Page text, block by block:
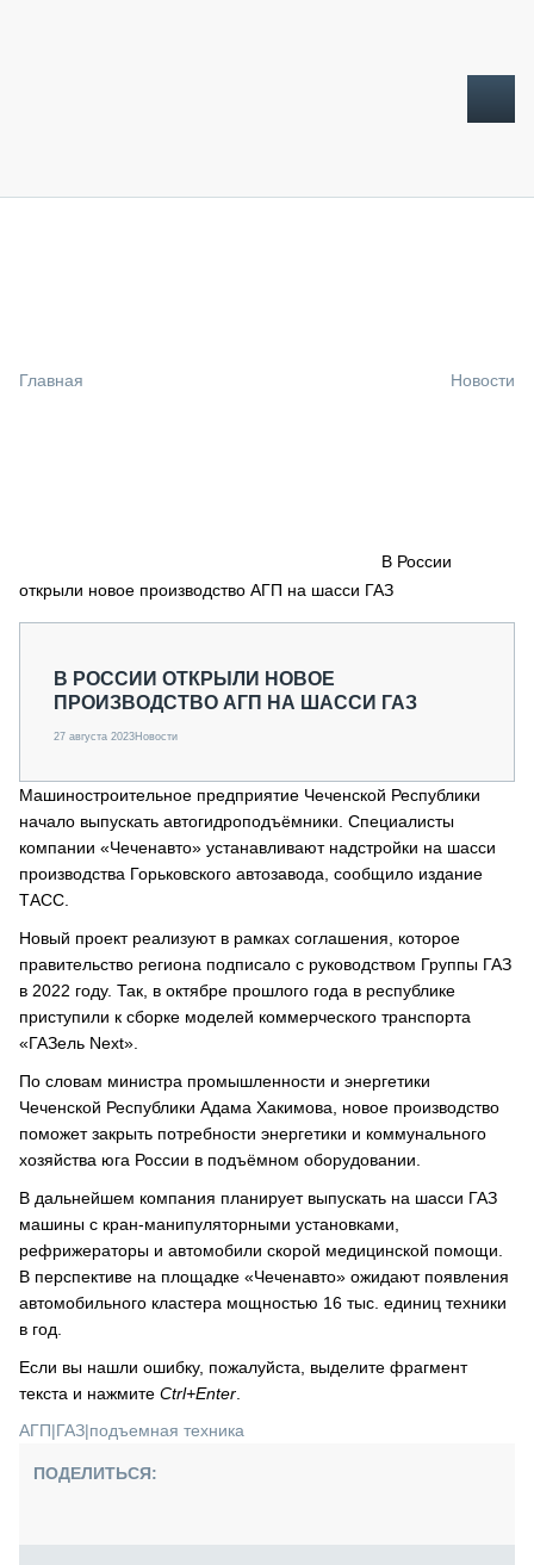
СПЕЦПРОЕКТЫ
О ПРОЕКТЕ
Главная Новости
В России
открыли новое производство АГП на шасси ГАЗ
В РОССИИ ОТКРЫЛИ НОВОЕ
ПРОИЗВОДСТВО АГП НА ШАССИ ГАЗ
27 августа 2023Новости
Машиностроительное предприятие Чеченской Республики
начало выпускать автогидроподъёмники. Специалисты
компании «Чеченавто» устанавливают надстройки на шасси
производства Горьковского автозавода, сообщило издание
ТАСС.
Новый проект реализуют в рамках соглашения, которое
правительство региона подписало с руководством Группы ГАЗ
в 2022 году. Так, в октябре прошлого года в республике
приступили к сборке моделей коммерческого транспорта
«ГАЗель Next».
По словам министра промышленности и энергетики
Чеченской Республики Адама Хакимова, новое производство
поможет закрыть потребности энергетики и коммунального
хозяйства юга России в подъёмном оборудовании.
В дальнейшем компания планирует выпускать на шасси ГАЗ
машины с кран-манипуляторными установками,
рефрижераторы и автомобили скорой медицинской помощи.
В перспективе на площадке «Чеченавто» ожидают появления
автомобильного кластера мощностью 16 тыс. единиц техники
в год.
Если вы нашли ошибку, пожалуйста, выделите фрагмент
текста и нажмите Ctrl+Enter
АГП|ГАЗ|подъемная техника
ПОДЕЛИТЬСЯ: